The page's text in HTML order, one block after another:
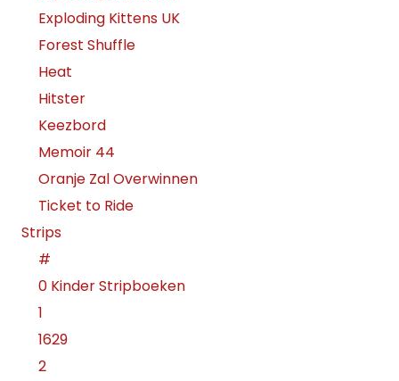
Exploding Kittens UK
Forest Shuffle
Heat
Hitster
Keezbord
Memoir 44
Oranje Zal Overwinnen
Ticket to Ride
Strips
#
0 Kinder Stripboeken
1
1629
2